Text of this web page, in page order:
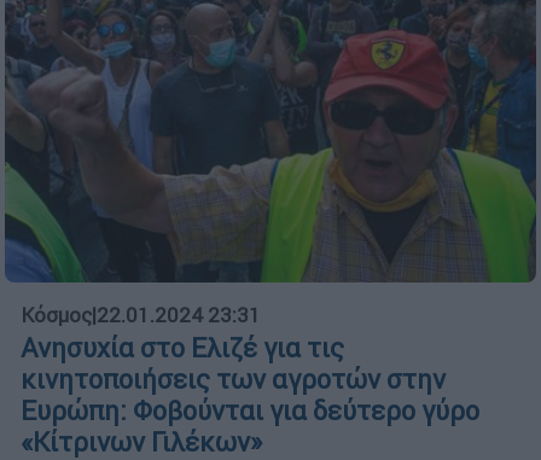
Κόσμος|22.01.2024 23:31
Ανησυχία στο Ελιζέ για τις
κινητοποιήσεις των αγροτών στην
Ευρώπη: Φοβούνται για δεύτερο γύρο
«Κίτρινων Γιλέκων»